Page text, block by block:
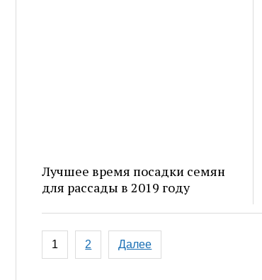
Лучшее время посадки семян
для рассады в 2019 году
Навигация
по
1 2 Далее